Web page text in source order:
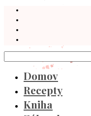
Domov
Recepty
Kniha